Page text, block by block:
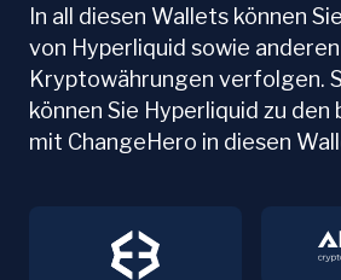
In all diesen Wallets können
von Hyperliquid sowie anderen
Kryptowährungen verfolgen.
können Sie Hyperliquid zu den
mit ChangeHero in diesen